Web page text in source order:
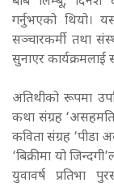
गर्नुभएको थियो।
सञ्चारकर्मी तथा
सुनाएर
अतिथीको रूपमा
कथा संग्रह
कविता संग्रह ‘पीडा
‘बिक्रीमा यो
युवावर्ष प्रतिभा